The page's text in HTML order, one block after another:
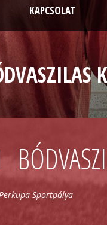
KAPCSOLAT
Sportpálya